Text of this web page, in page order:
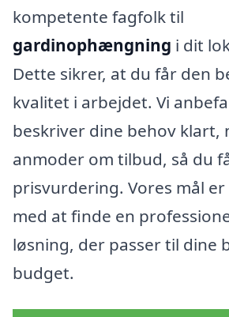
kompetente fagfolk til
gardinophængning i dit
Dette sikrer, at du får den
kvalitet i arbejdet. Vi
beskriver dine behov klart,
anmoder om tilbud, så du
prisvurdering. Vores mål
med at finde en
løsning, der passer til dine
budget.